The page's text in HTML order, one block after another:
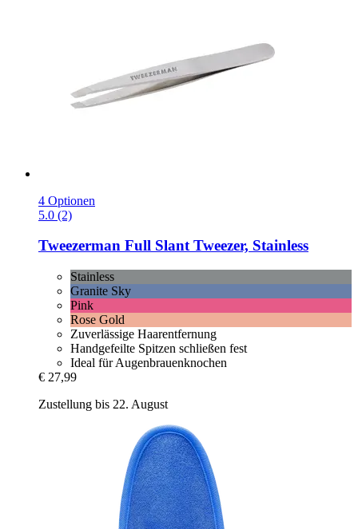
4 Optionen
5.0 (2)
Tweezerman Full Slant Tweezer, Stainless
Stainless
Granite Sky
Pink
Rose Gold
Zuverlässige Haarentfernung
Handgefeilte Spitzen schließen fest
Ideal für Augenbrauenknochen
€ 27,99
Zustellung bis 22. August